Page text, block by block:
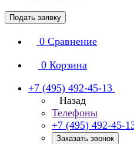
Подать заявку
0 Сравнение
0 Корзина
+7 (495) 492-45-13
Назад
Телефоны
+7 (495) 492-45-
Заказать звонок